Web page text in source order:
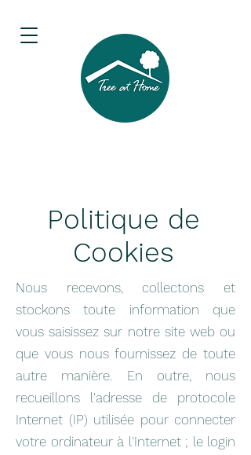
Politique de
Cookies
Nous recevons, collectons et
stockons toute information que
vous saisissez sur notre site web ou
que vous nous fournissez de toute
autre manière. En outre, nous
recueillons l'adresse de protocole
Internet (IP) utilisée pour connecter
votre ordinateur à l'Internet ; le login